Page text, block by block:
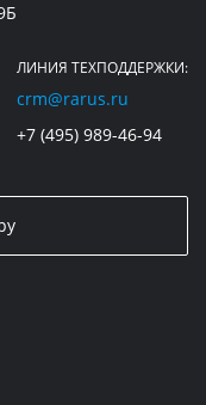
ЛИНИЯ ТЕХПОДДЕРЖКИ:
crm@rarus.ru
+7 (495) 989-46-94